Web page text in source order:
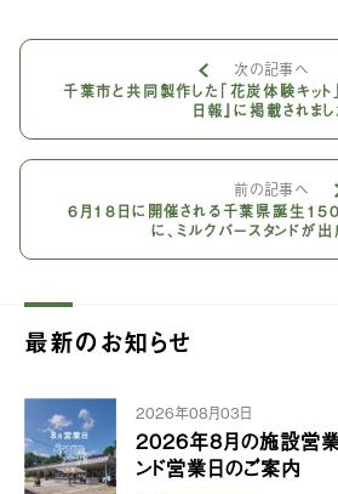
次の記事へ
千葉市と共同製作した「花炭体験キット
日報』に掲載されまし
前の記事へ
6月18日に開催される千葉県誕生150
に、ミルクバースタンドが出
最新のお知らせ
2026年08月03日
2026年8月の施設営業
ンド営業日のご案内